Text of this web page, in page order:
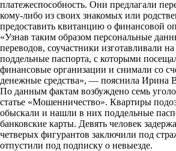
s
n
i
k
i
платежеспособность. Они предлагали
кому-либо из своих знакомых или
предоставить квитанцию о финансовой
«Узнав таким образом персональные
переводов, соучастники изготавливали
поддельные паспорта, с которыми
финансовые организации и снимали со
денежные средства», — пояснила Ирина
По данным фактам возбуждено семь
статье «Мошенничество». Квартиры
обыскали и нашли в них поддельные
банковские карты. Девять человек
четверых фигурантов заключили под
отпустили под подписку о невыезде.